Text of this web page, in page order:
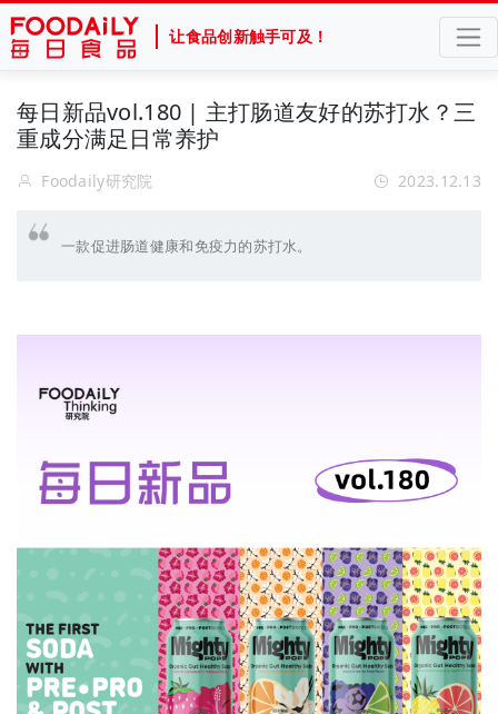
让食品创新触手可及！
每日新品vol.180 | 主打肠道友好的苏打水？三
重成分满足日常养护
Foodaily研究院 2023.12.13
一款促进肠道健康和免疫力的苏打水。